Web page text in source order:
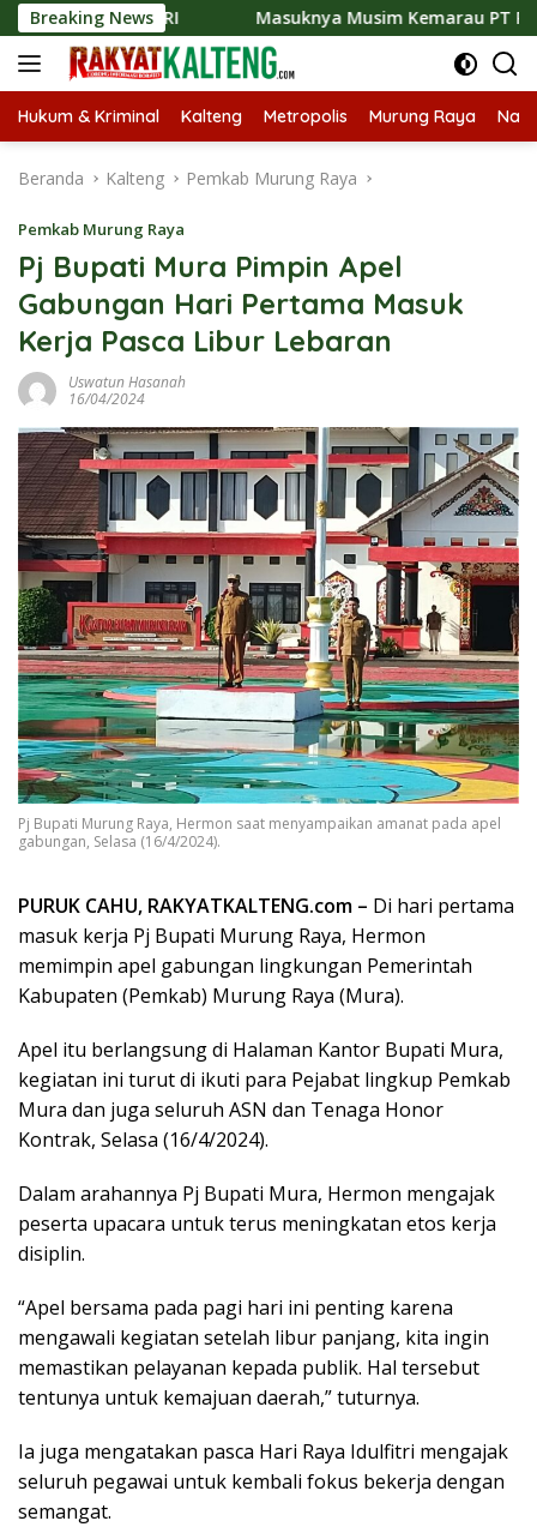
Langsung
ke
konten
Breaking News
RI Masuknya Musim Kemarau PT Pada Idi
Hukum & Kriminal Kalteng Metropolis Murung Raya
Beranda Kalteng Pemkab Murung Raya
Pemkab Murung Raya
Pj Bupati Mura Pimpin Apel
Gabungan Hari Pertama Masuk
Kerja Pasca Libur Lebaran
Uswatun Hasanah
16/04/2024
Pj Bupati Murung Raya, Hermon saat menyampaikan amanat pada apel
gabungan, Selasa (16/4/2024).
PURUK CAHU, RAKYATKALTENG.com – Di hari pertama
masuk kerja Pj Bupati Murung Raya, Hermon
memimpin apel gabungan lingkungan Pemerintah
Kabupaten (Pemkab) Murung Raya (Mura).
Apel itu berlangsung di Halaman Kantor Bupati Mura,
kegiatan ini turut di ikuti para Pejabat lingkup Pemkab
Mura dan juga seluruh ASN dan Tenaga Honor
Kontrak, Selasa (16/4/2024).
Dalam arahannya Pj Bupati Mura, Hermon mengajak
peserta upacara untuk terus meningkatan etos kerja
disiplin.
“Apel bersama pada pagi hari ini penting karena
mengawali kegiatan setelah libur panjang, kita ingin
memastikan pelayanan kepada publik. Hal tersebut
tentunya untuk kemajuan daerah,” tuturnya.
Ia juga mengatakan pasca Hari Raya Idulfitri mengajak
seluruh pegawai untuk kembali fokus bekerja dengan
semangat.